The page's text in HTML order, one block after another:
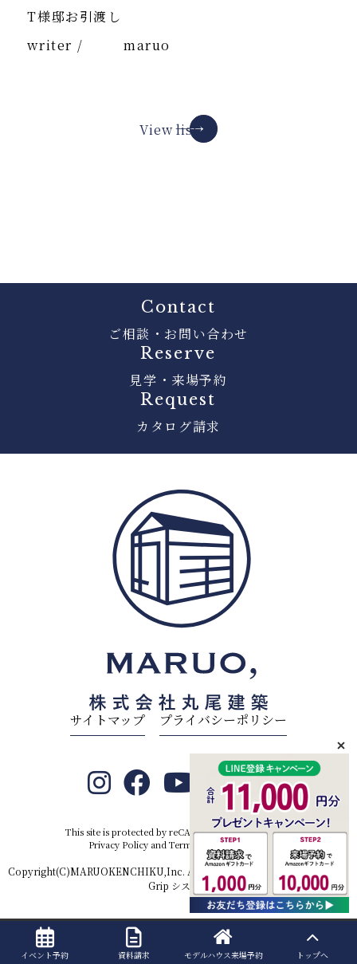
T様邸お引渡し
writer /
maruo
View list
Contact
ご相談・お問い合わせ
Reserve
見学・来場予約
Request
カタログ請求
サイトマップ プライバシーポリシー
This site is protected by reCAPTCHA and the Google
Privacy Policyand Terms of Service
Copyright(C)MARUOKENCHIKU,Inc. All rights reserved.Produced by
Grip システム
イベント予約 資料請求 モデルハウス来場予約 トップへ